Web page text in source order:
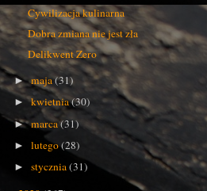
Cywilizacja kulinarna
Dobra zmiana nie jest zła
Delikwent Zero
►maja(31)
►kwietnia(30)
►marca(31)
►lutego(28)
►stycznia(31)